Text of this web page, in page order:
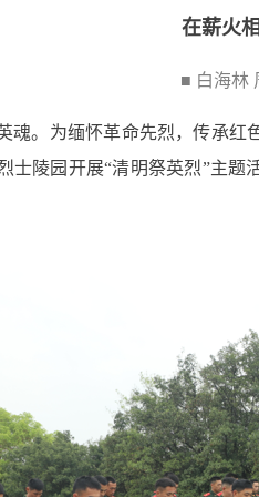
在薪火
■ 白海林
魂。为缅怀革命先烈，传承
士陵园开展“清明祭英烈”主